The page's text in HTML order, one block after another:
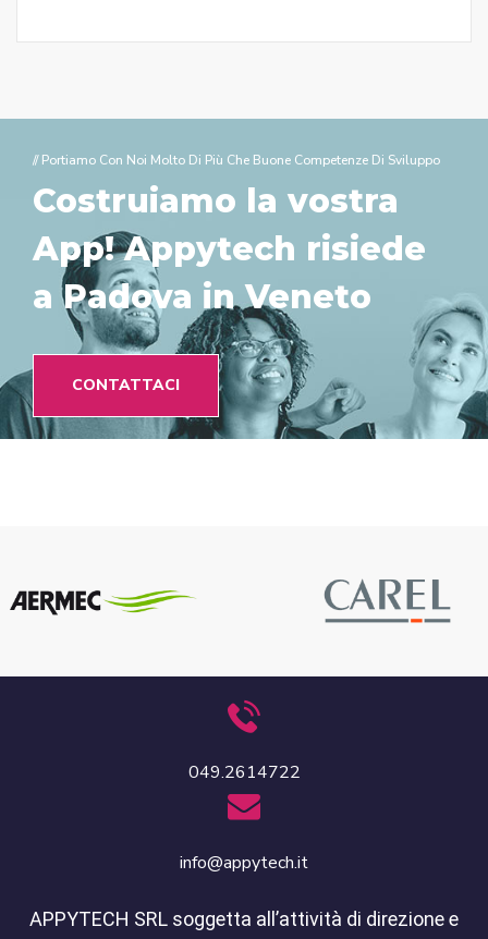
// Portiamo Con Noi Molto Di Più Che Buone Competenze Di Sviluppo
Costruiamo la vostra
App!Appytech risiede
a Padova in Veneto
CONTATTACI
049.2614722
info@appytech.it
APPYTECH SRL soggetta all’attività di direzione e